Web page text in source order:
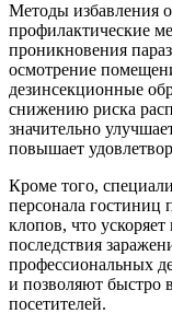
Методы избавления
профилактические
проникновения
осмотрение
дезинсекционные
снижению риска
значительно
повышает
Кроме того,
персонала
клопов, что
последствия
профессиональных
и позволяют быстро
посетителей.